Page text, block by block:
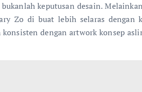
keputusan desain.
Zo di buat lebih selaras dengan
dengan artwork konsep